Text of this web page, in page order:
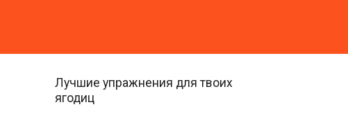
Лучшие упражнения для твоих
ягодиц